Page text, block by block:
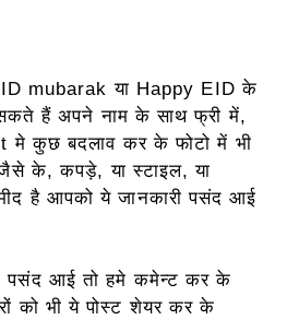
mubarak या Happy EID के
हैं अपने नाम के साथ फ्री में,
मे कुछ बदलाव कर के फोटो में भी
के, कपड़े, या स्टाइल, या
है आपको ये जानकारी पसंद आई
पसंद आई तो हमे कमेन्ट कर के
को भी ये पोस्ट शेयर कर के